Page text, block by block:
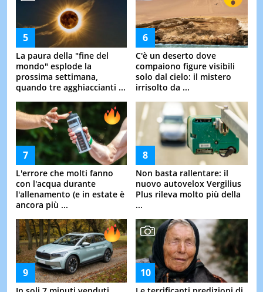
La paura della "fine del
mondo" esplode la
prossima settimana,
quando tre agghiaccianti ...
C'è un deserto dove
compaiono figure visibili
solo dal cielo: il mistero
irrisolto da ...
L'errore che molti fanno
con l'acqua durante
l'allenamento (e in estate è
ancora più ...
Non basta rallentare: il
nuovo autovelox Vergilius
Plus rileva molto più della
...